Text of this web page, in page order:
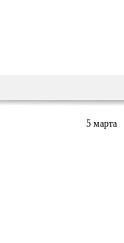
5 марта